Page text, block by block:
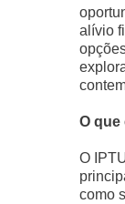
alívio
O que
O
como